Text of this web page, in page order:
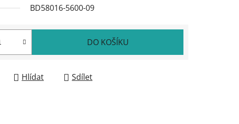
BD58016-5600-09
DO KOŠÍKU
Hlídat Sdílet